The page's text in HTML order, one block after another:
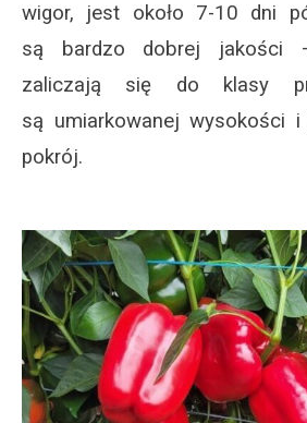
wigor, jest około 7-10 dni
są bardzo dobrej jakości
zaliczają się do klasy
są umiarkowanej wysokości
pokrój.